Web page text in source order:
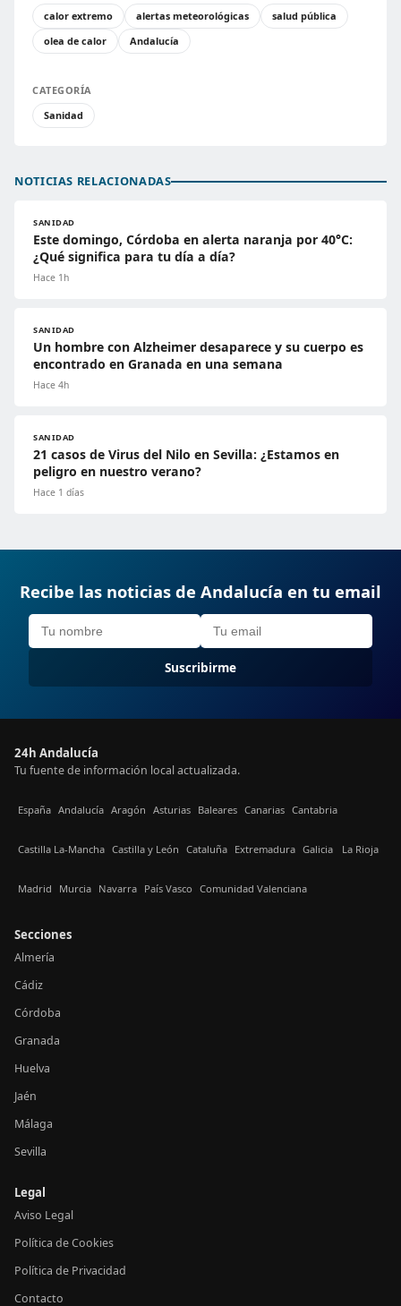
calor extremo
alertas meteorológicas
salud pública
olea de calor
Andalucía
CATEGORÍA
Sanidad
NOTICIAS RELACIONADAS
SANIDAD
Este domingo, Córdoba en alerta naranja por 40°C:
¿Qué significa para tu día a día?
Hace 1h
SANIDAD
Un hombre con Alzheimer desaparece y su cuerpo es
encontrado en Granada en una semana
Hace 4h
SANIDAD
21 casos de Virus del Nilo en Sevilla: ¿Estamos en
peligro en nuestro verano?
Hace 1 días
Recibe las noticias de Andalucía en tu email
Suscribirme
24h Andalucía
Tu fuente de información local actualizada.
España Andalucía Aragón Asturias Baleares Canarias Cantabria
Castilla La-Mancha Castilla y León Cataluña Extremadura Galicia La Rioja
Madrid Murcia Navarra País Vasco Comunidad Valenciana
Secciones
Almería
Cádiz
Córdoba
Granada
Huelva
Jaén
Málaga
Sevilla
Legal
Aviso Legal
Política de Cookies
Política de Privacidad
Contacto